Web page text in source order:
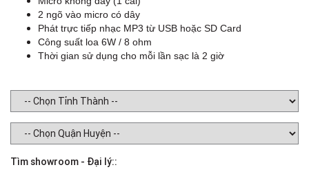
2 ngõ vào micro có dây
Phát trực tiếp nhạc MP3 từ USB hoặc SD Card
Công suất loa 6W / 8 ohm
Thời gian sử dụng cho mỗi lần sạc là 2 giờ
Tìm showroom - Đại lý::